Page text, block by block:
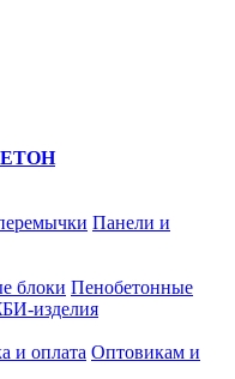
Панели и
блоки Пенобетонные
изделия
и оплата Оптовикам и